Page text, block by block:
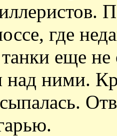
где
еще не
ними.